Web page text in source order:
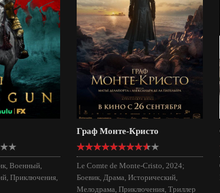
Военный,
Приключения,
Граф Монте-Кристо
Le Comte de Monte-Cristo, 2024;
Боевик, Драма, Исторический,
Мелодрама, Приключения, Триллер